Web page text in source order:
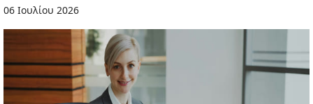
06 Ιουλίου 2026